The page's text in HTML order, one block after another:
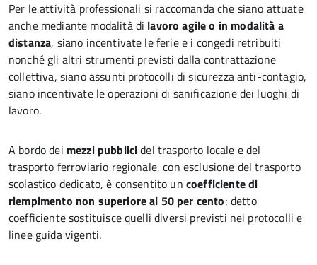
Per le attività professionali si raccomanda che siano attuate
anche mediante modalità di lavoro agile o in modalità a
distanza, siano incentivate le ferie e i congedi retribuiti
nonché gli altri strumenti previsti dalla contrattazione
collettiva, siano assunti protocolli di sicurezza anti-contagio,
siano incentivate le operazioni di sanificazione dei luoghi di
lavoro.
A bordo dei mezzi pubblicidel trasporto locale e del
trasporto ferroviario regionale, con esclusione del trasporto
scolastico dedicato, è consentito un coefficiente di
riempimento non superiore al 50 per cento; detto
coefficiente sostituisce quelli diversi previsti nei protocolli e
linee guida vigenti.